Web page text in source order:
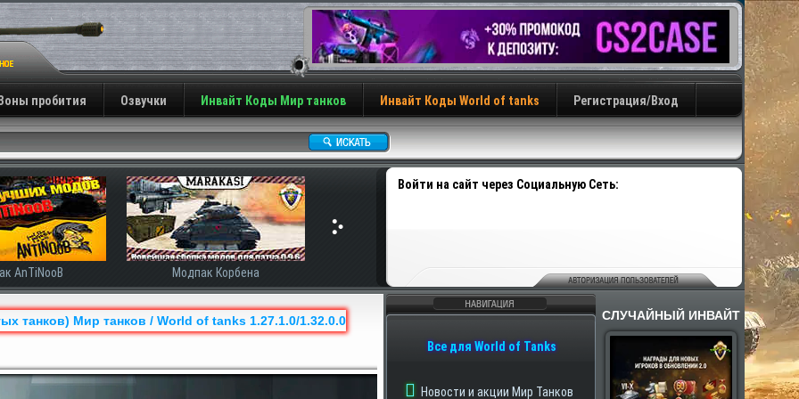
пробития Озвучки Инвайт Коды Мир танков Инвайт Коды World of tanks Регистрация/Вход
Войти на сайт через Социальную Сеть:
Корбена
СЛУЧАЙНЫЙ ИНВАЙТ
Навигация
Все для World of Tanks
Новости и акции Мир Танков
танков) Мир танков / World of tanks 1.27.1.0/1.32.0.0